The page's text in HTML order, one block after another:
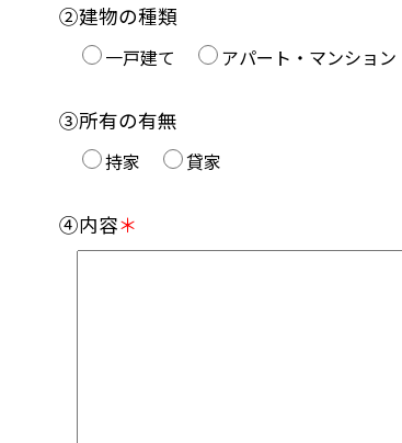
②建物の種類
一戸建て アパート・マンション
③所有の有無
持家 貸家
④内容＊